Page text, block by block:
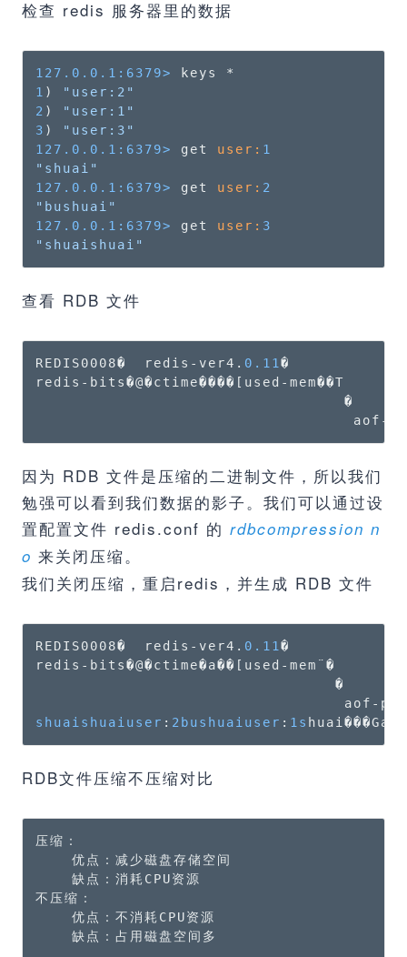
检查 redis 服务器里的数据
127.0.0.1:6379>
1 )
"user:2"
2 )
"user:1"
3 )
"user:3"
127.0.0.1:6379>
get user: 1
"shuai"
127.0.0.1:6379>
get user: 2
"bushuai"
127.0.0.1:6379>
get user: 3
"shuaishuai"
查看 RDB 文件
REDIS0008�  redis-ver4. 0.11 �
redis-bits�@�ctime����[used-mem��T
                                  �
aof-
因为 RDB 文件是压缩的二进制文件，所以我们
勉强可以看到我们数据的影子。我们可以通过设
置配置文件 redis.conf 的 rdbcompression n
o 来关闭压缩。
我们关闭压缩，重启redis，并生成 RDB 文件
REDIS0008�  redis-ver4. 0.11 �
redis-bits�@�ctime�a��[used-mem¨�
                                 �
aof-
shuaishuaiuser : 2 bushuaiuser : 1s
RDB文件压缩不压缩对比
压缩：
    优点：减少磁盘存储空间
    缺点：消耗CPU资源
不压缩：
    优点：不消耗CPU资源
    缺点：占用磁盘空间多